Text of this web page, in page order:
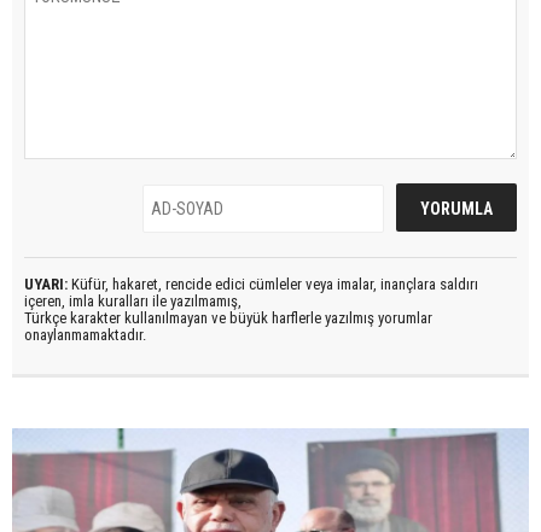
UYARI: Küfür, hakaret, rencide edici cümleler veya imalar, inançlara saldırı
içeren, imla kuralları ile yazılmamış,
Türkçe karakter kullanılmayan ve büyük harflerle yazılmış yorumlar
onaylanmamaktadır.